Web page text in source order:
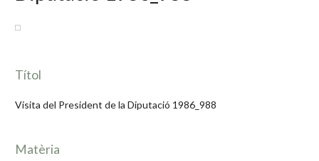
Títol
Visita del President de la Diputació 1986_988
Matèria